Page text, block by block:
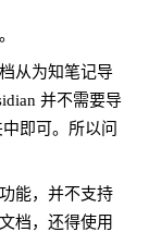
从为知笔记导
并不需要导
即可。所以问
能，并不支持
档，还得使用